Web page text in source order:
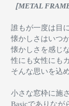
［METAL
誰もが一度は目
懐かしさはいつ
懐かしさを感じ
性にも女性にも
そんな思いを込
小さな窓枠に施
Basicでありなが